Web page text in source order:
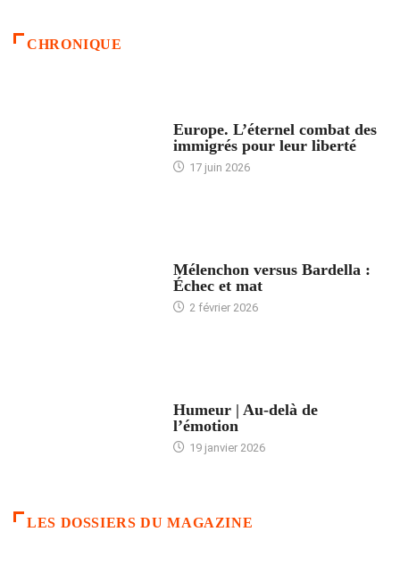
CHRONIQUE
Europe. L’éternel combat des
immigrés pour leur liberté
17 juin 2026
Mélenchon versus Bardella :
Échec et mat
2 février 2026
Humeur | Au-delà de
l’émotion
19 janvier 2026
LES DOSSIERS DU MAGAZINE